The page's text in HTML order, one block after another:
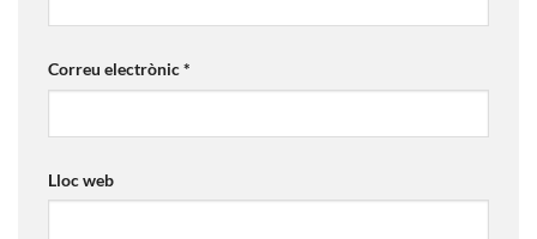
Correu electrònic*
Lloc web